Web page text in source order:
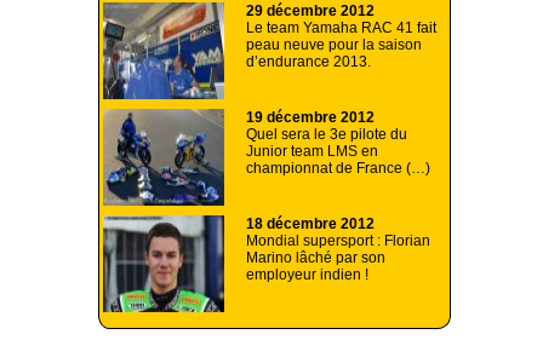
29 décembre 2012
Le team Yamaha RAC 41 fait
peau neuve pour la saison
d’endurance 2013.
19 décembre 2012
Quel sera le 3e pilote du
Junior team LMS en
championnat de France (…)
18 décembre 2012
Mondial supersport : Florian
Marino lâché par son
employeur indien !